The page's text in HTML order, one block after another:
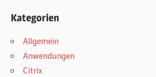
Kategorien
Allgemein
Anwendungen
Citrix